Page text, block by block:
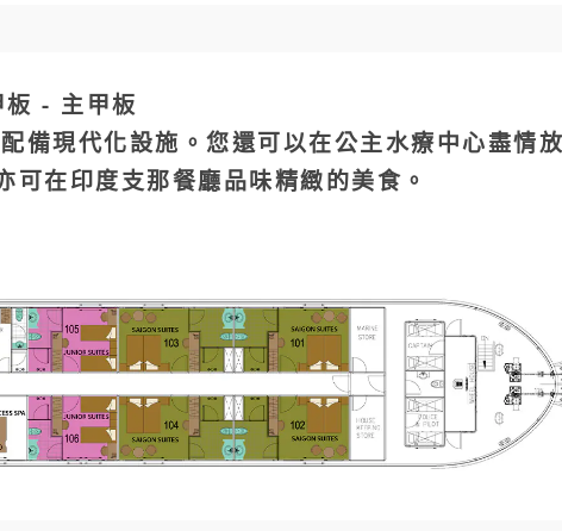
- 主甲板
現代化設施。您還可以在公主水療中心盡情
在印度支那餐廳品味精緻的美食。